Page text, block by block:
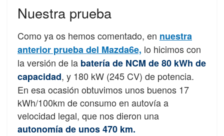
Nuestra prueba
Como ya os hemos comentado, en nuestra
anterior prueba del Mazda6e, lo hicimos con
la versión de la batería de NCM de 80 kWh de
capacidad, y 180 kW (245 CV) de potencia.
En esa ocasión obtuvimos unos buenos 17
kWh/100km de consumo en autovía a
velocidad legal, que nos dieron una
autonomía de unos 470 km.